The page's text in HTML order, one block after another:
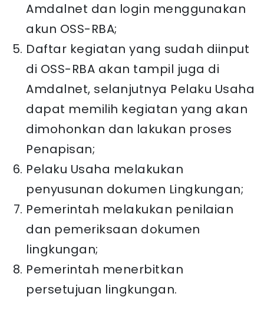
Amdalnet dan login menggunakan
akun OSS-RBA;
Daftar kegiatan yang sudah diinput
di OSS-RBA akan tampil juga di
Amdalnet, selanjutnya Pelaku Usaha
dapat memilih kegiatan yang akan
dimohonkan dan lakukan proses
Penapisan;
Pelaku Usaha melakukan
penyusunan dokumen Lingkungan;
Pemerintah melakukan penilaian
dan pemeriksaan dokumen
lingkungan;
Pemerintah menerbitkan
persetujuan lingkungan.